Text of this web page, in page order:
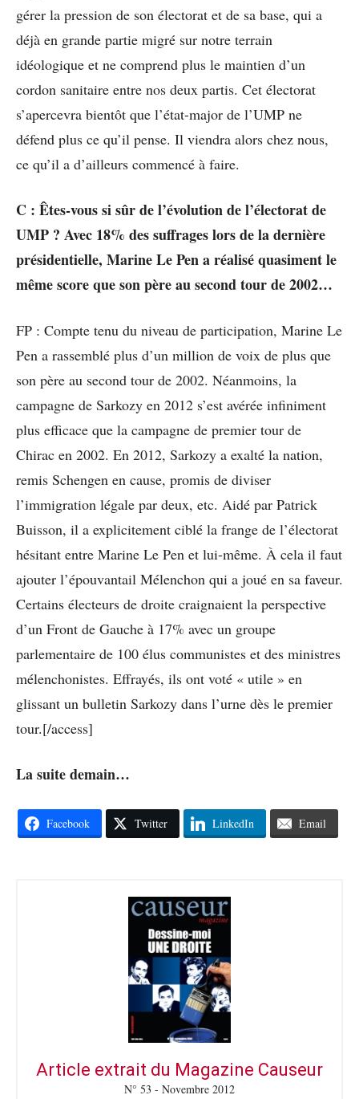
gérer la pression de son électorat et de sa base, qui a
déjà en grande partie migré sur notre terrain
idéologique et ne comprend plus le maintien d’un
cordon sanitaire entre nos deux partis. Cet électorat
s’apercevra bientôt que l’état-major de l’UMP ne
défend plus ce qu’il pense. Il viendra alors chez nous,
ce qu’il a d’ailleurs commencé à faire.
C : Êtes-vous si sûr de l’évolution de l’électorat de
UMP ? Avec 18% des suffrages lors de la dernière
présidentielle, Marine Le Pen a réalisé quasiment le
même score que son père au second tour de 2002…
FP : Compte tenu du niveau de participation, Marine Le
Pen a rassemblé plus d’un million de voix de plus que
son père au second tour de 2002. Néanmoins, la
campagne de Sarkozy en 2012 s’est avérée infiniment
plus efficace que la campagne de premier tour de
Chirac en 2002. En 2012, Sarkozy a exalté la nation,
remis Schengen en cause, promis de diviser
l’immigration légale par deux, etc. Aidé par Patrick
Buisson, il a explicitement ciblé la frange de l’électorat
hésitant entre Marine Le Pen et lui-même. À cela il faut
ajouter l’épouvantail Mélenchon qui a joué en sa faveur.
Certains électeurs de droite craignaient la perspective
d’un Front de Gauche à 17% avec un groupe
parlementaire de 100 élus communistes et des ministres
mélenchonistes. Effrayés, ils ont voté « utile » en
glissant un bulletin Sarkozy dans l’urne dès le premier
tour.[/access]
La suite demain…
Facebook Twitter LinkedIn Email
Article extrait du Magazine Causeur
N° 53 - Novembre 2012